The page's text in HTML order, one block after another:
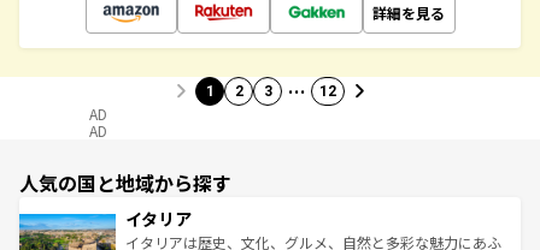
詳細を見る
1 2 3 … 12
AD
AD
人気の国と地域から探す
イタリア
イタリアは歴史、文化、グルメ、自然と多彩な魅力にあふ